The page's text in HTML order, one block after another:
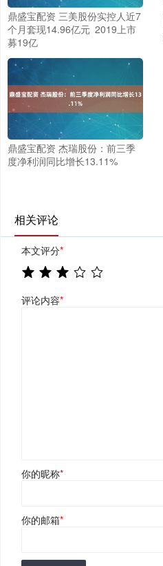
鼎盛宝配资 三美股份实控人近7
个月套现14.96亿元 2019上市
募19亿
鼎盛宝配资 杰瑞股份：前三季
度净利润同比增长13.11%
相关评论
本文评分*
评论内容*
你的昵称*
你的邮箱*